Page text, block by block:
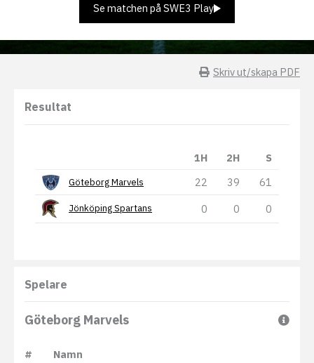
Se matchen på SWE3 Play
Skriv ut/skapa PDF
Resultat
1H 2H S
Göteborg Marvels 22 39 61
Jönköping Spartans 0 0 0
Spelare
Göteborg Marvels
#
Namn